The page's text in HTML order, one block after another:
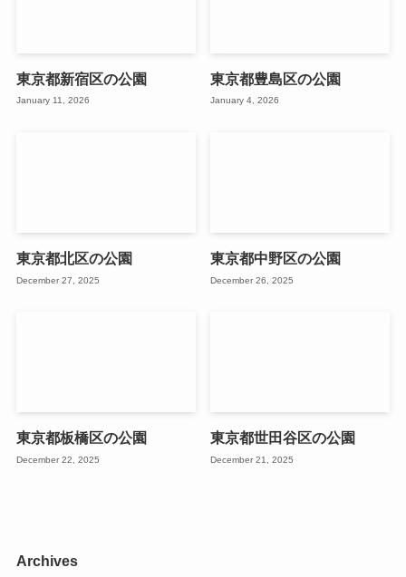
東京都新宿区の公園
January 11, 2026
東京都豊島区の公園
January 4, 2026
東京都北区の公園
December 27, 2025
東京都中野区の公園
December 26, 2025
東京都板橋区の公園
December 22, 2025
東京都世田谷区の公園
December 21, 2025
Archives